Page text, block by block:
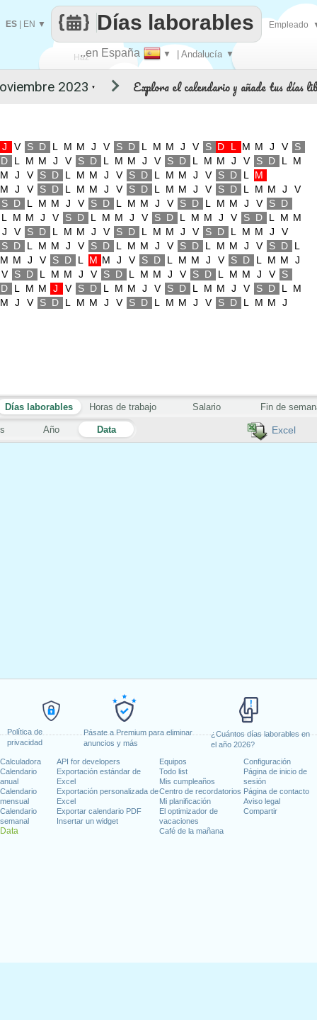
Política de
privacidad
Pásate a Premium para eliminar
anuncios y más
¿Cuántos días laborables en
el año 2026?
Calculadora
Calendario
anual
Calendario
mensual
Calendario
semanal
Data
API for developers
Exportación estándar de
Excel
Exportación personalizada de
Excel
Exportar calendario PDF
Insertar un widget
Equipos
Todo list
Mis cumpleaños
Centro de recordatorios
Mi planificación
El optimizador de
vacaciones
Café de la mañana
Configuración
Página de inicio de
sesión
Página de contacto
Aviso legal
Compartir
Haz..en España ▼ | Andalucía ▼
Días laborables
ES EN ▼ Empleado
Excel
▼ Explora el calendario y añade tus días
J V S D L M M J V S D L M M J V S D L M M J V
S
D
L M M J V S D L M M J V S D L M M J V S D L
M
M
J V S D L M M J V S D L M M J V S D L
M
M
J V S D L M M J V S D L M M J V S D L M M J
V
S D L M M J V S D L M M J V S D L M M J V S D
L
M M J V S D L M M J V S D L M M J V S D L M M
J
V S D L M M J V S D L M M J V S D L M M J
V
S D L M M J V S D L M M J V S D L M M J V S D
L
M M J V S D L M M J V S D L M M J V S D L M M
J
V
S D L M M J V S D L M M J V S D L M M J V
S
D
L M M J V S D L M M J V S D L M M J V S D L
M
M
J V S D L M M J V S D L M M J V S D L M M J
Año Data
Días laborables Horas de trabajo Salario Fin de